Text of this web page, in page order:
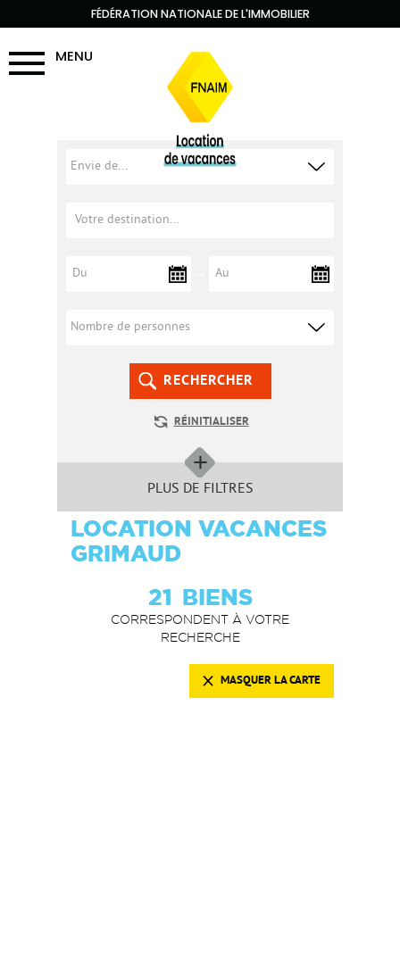
FÉDÉRATION NATIONALE DE L'IMMOBILIER
MENU
RECHERCHER
RÉINITIALISER
PLUS DE FILTRES
LOCATION VACANCES
GRIMAUD
21 BIENS
CORRESPONDENT À VOTRE
RECHERCHE
MASQUER LA CARTE